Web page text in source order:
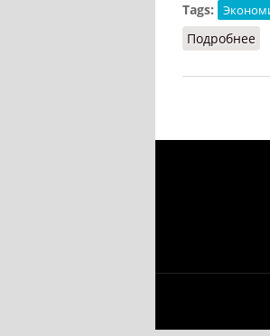
Tags:
Подробнее